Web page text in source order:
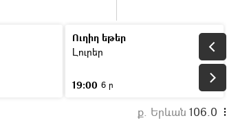
Ուղիղ եթեր
Լուրեր
19:00 6 ր
ք. Երևան 106.0